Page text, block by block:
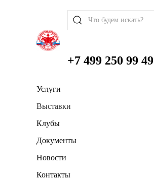
+7 499 250 99 49
Услуги
Выставки
Клубы
Документы
Новости
Контакты